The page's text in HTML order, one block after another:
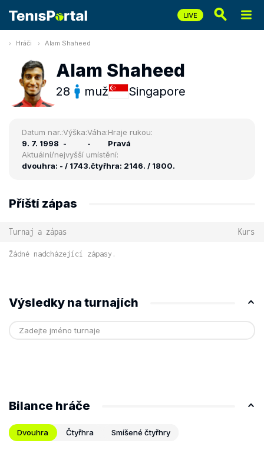
Hráči Alam Shaheed
Alam Shaheed
28 muž Singapore
Datum nar.:
9. 7. 1998
Výška:
-
Váha:
-
Hraje rukou:
Pravá
Aktuální/nejvyšší umístění:
dvouhra: - / 1743.čtyřhra: 2146. / 1800.
Příští zápas
Turnaj a zápas Kurs
Žádné nadcházející zápasy.
Výsledky na turnajích
Bilance hráče
Dvouhra Čtyřhra Smíšené čtyřhry